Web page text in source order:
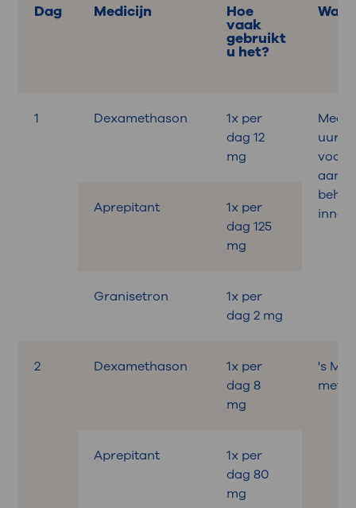
Dag Medicijn Hoe
vaak
gebruikt
u het?
1 Dexamethason
1x per
dag 12
mg
uur
aan
Aprepitant
1x per
dag 125
mg
Granisetron
1x per
dag 2 mg
2 Dexamethason
1x per
dag 8
mg
's
met
Aprepitant
1x per
dag 80
mg